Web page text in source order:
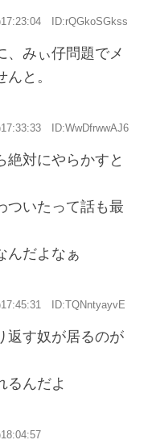
)17:23:04 ID:rQGkoSGkss
、みぃ仔問題でメ
と。
ID:WwDfrwwAJ6
絶対にやらかすと
ついたって話も最
んだよなぁ
)17:45:31 ID:TQNntyayvE
返す奴が居るのが
るんだよ